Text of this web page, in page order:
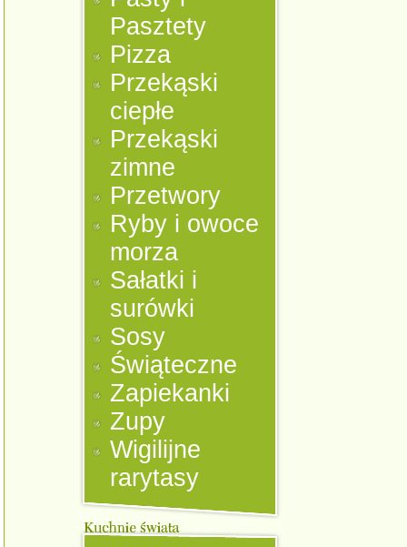
Pasztety
Pizza
Przekąski
ciepłe
Przekąski
zimne
Przetwory
Ryby i owoce
morza
Sałatki i
surówki
Sosy
Świąteczne
Zapiekanki
Zupy
Wigilijne
rarytasy